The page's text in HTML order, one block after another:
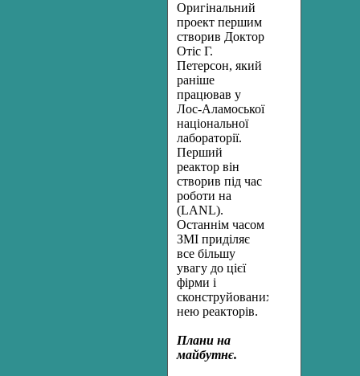
Оригінальний
проект першим
створив Доктор
Отіс Г.
Петерсон, який
раніше
працював у
Лос-Аламоської
національної
лабораторії.
Перший
реактор він
створив під час
роботи на
(LANL).
Останнім часом
ЗМІ приділяє
все більшу
увагу до цієї
фірми і
сконструйованих
нею реакторів.
Плани на
майбутнє.